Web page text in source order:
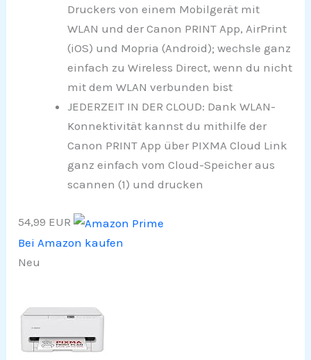
Druckers von einem Mobilgerät mit
WLAN und der Canon PRINT App, AirPrint
(iOS) und Mopria (Android); wechsle ganz
einfach zu Wireless Direct, wenn du nicht
mit dem WLAN verbunden bist
JEDERZEIT IN DER CLOUD: Dank WLAN-
Konnektivität kannst du mithilfe der
Canon PRINT App über PIXMA Cloud Link
ganz einfach vom Cloud-Speicher aus
scannen (1) und drucken
54,99 EUR
Bei Amazon kaufen
Neu